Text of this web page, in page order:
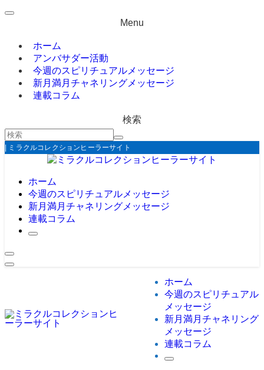
Menu
ホーム
アンバサダー活動
今週のスピリチュアルメッセージ
新月満月チャネリングメッセージ
連載コラム
検索
| ミラクルコレクションヒーラーサイト
ホーム
今週のスピリチュアルメッセージ
新月満月チャネリングメッセージ
連載コラム
ホーム
今週のスピリチュアル
メッセージ
新月満月チャネリング
メッセージ
連載コラム